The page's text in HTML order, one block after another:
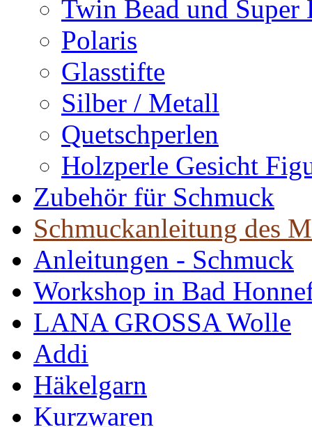
Twin Bead und Super
Polaris
Glasstifte
Silber / Metall
Quetschperlen
Holzperle Gesicht
Zubehör für Schmuck
Schmuckanleitung des
Anleitungen - Schmuck
Workshop in Bad
LANA GROSSA Wolle
Addi
Häkelgarn
Kurzwaren